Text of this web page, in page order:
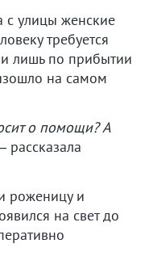
с улицы женские
требуется
лишь по прибытии
на самом
о помощи? А
рассказала
роженицу и
на свет до